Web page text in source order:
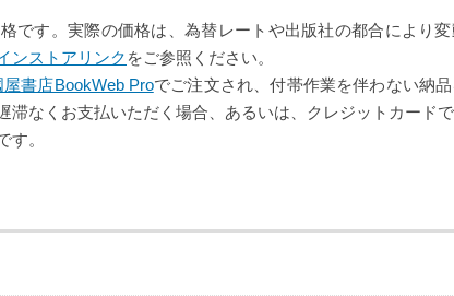
です。実際の価格は、為替レートや出版社の都合により変
ンストアリンク をご参照ください。
書店BookWeb Proでご注文され、付帯作業を伴わない納
滞なくお支払いただく場合、あるいは、クレジットカード
す。